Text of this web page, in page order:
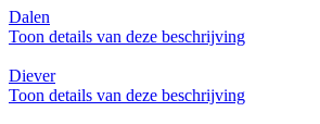
Dalen
Toon details van deze beschrijving
Diever
Toon details van deze beschrijving